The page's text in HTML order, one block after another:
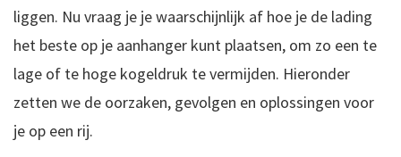
liggen. Nu vraag je je waarschijnlijk af hoe je de lading
het beste op je aanhanger kunt plaatsen, om zo een te
lage of te hoge kogeldruk te vermijden. Hieronder
zetten we de oorzaken, gevolgen en oplossingen voor
je op een rij.